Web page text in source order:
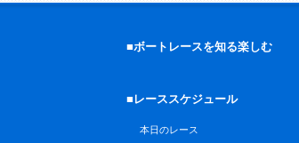
■ボートレースを知る楽しむ
■レーススケジュール
本日のレース